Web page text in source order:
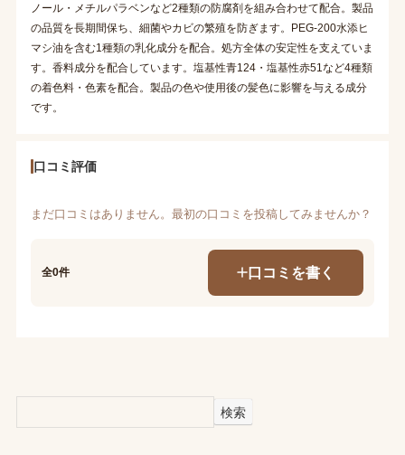
ノール・メチルパラベンなど2種類の防腐剤を組み合わせて配合。製品
の品質を長期間保ち、細菌やカビの繁殖を防ぎます。PEG-200水添ヒ
マシ油を含む1種類の乳化成分を配合。処方全体の安定性を支えていま
す。香料成分を配合しています。塩基性青124・塩基性赤51など4種類
の着色料・色素を配合。製品の色や使用後の髪色に影響を与える成分
です。
口コミ評価
まだ口コミはありません。最初の口コミを投稿してみませんか？
全0件 口コミを書く
検索